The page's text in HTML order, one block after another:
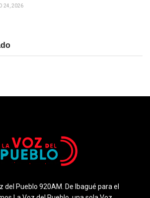
24, 2026
del Pueblo 920AM. De Ibagué para el